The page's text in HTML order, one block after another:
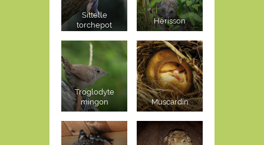
Sittelle
torchepot
Hérisson
Troglodyte
mingon
Muscardin